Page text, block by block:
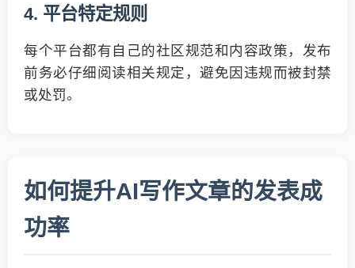
4. 平台特定规则
每个平台都有自己的社区规范和内容政策，发布
前务必仔细阅读相关规定，避免因违规而被封禁
或处罚。
如何提升AI写作文章的发表成
功率